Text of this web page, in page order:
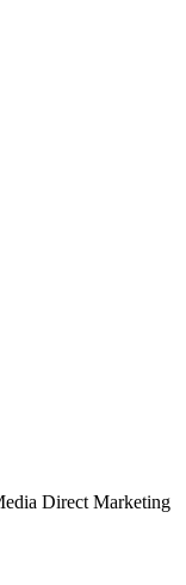
Direct Marketing